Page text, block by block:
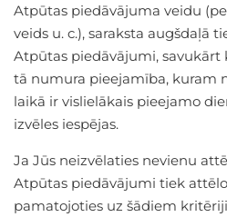
Atpūtas piedāvājuma veidu
veids u. c.), saraksta augšdaļā
Atpūtas piedāvājumi,
tā numura pieejamība, kuram
laikā ir vislielākais pieejamo
izvēles iespējas.
Ja Jūs neizvēlaties nevienu
Atpūtas piedāvājumi tiek
pamatojoties uz šādiem